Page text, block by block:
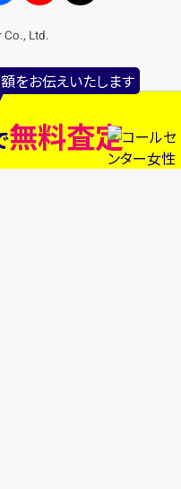
をお伝えいたします
無料査定
Co., Ltd.